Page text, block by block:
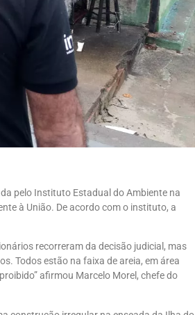
pelo Instituto Estadual do Ambiente na
à União. De acordo com o instituto, a
recorreram da decisão judicial, mas
Todos estão na faixa de areia, em área
afirmou Marcelo Morel, chefe do